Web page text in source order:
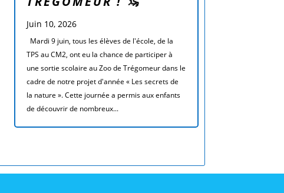
Juin 10, 2026
Mardi 9 juin, tous les élèves de l'école, de la
TPS au CM2, ont eu la chance de participer à
une sortie scolaire au Zoo de Trégomeur dans le
cadre de notre projet d'année « Les secrets de
la nature ». Cette journée a permis aux enfants
de découvrir de nombreux...